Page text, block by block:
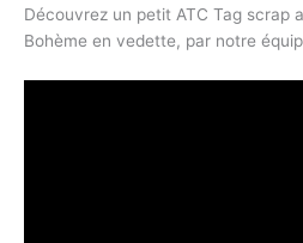
Découvrez un petit ATC Tag scrap
Bohème en vedette, par notre